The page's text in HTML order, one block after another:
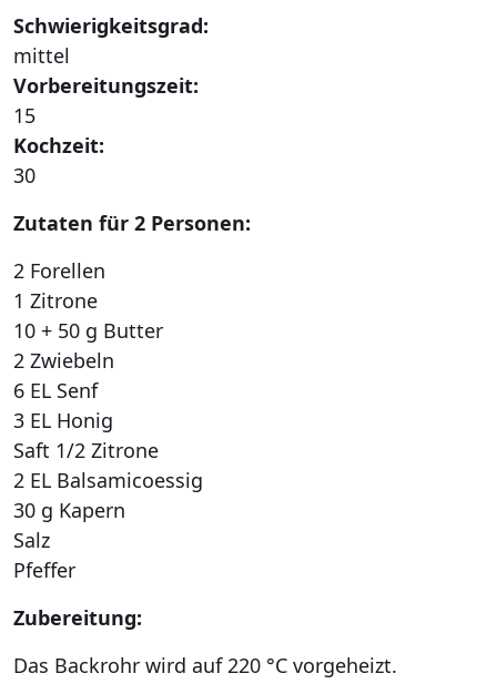
Schwierigkeitsgrad:
mittel
Vorbereitungszeit:
15
Kochzeit:
30
Zutaten für 2 Personen:
2 Forellen
1 Zitrone
10 + 50 g Butter
2 Zwiebeln
6 EL Senf
3 EL Honig
Saft 1/2 Zitrone
2 EL Balsamicoessig
30 g Kapern
Salz
Pfeffer
Zubereitung:
Das Backrohr wird auf 220 °C vorgeheizt.